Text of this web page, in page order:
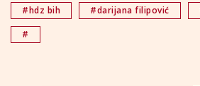
#hdz bih #darijana filipović
#